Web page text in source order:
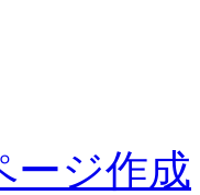
ージ作成